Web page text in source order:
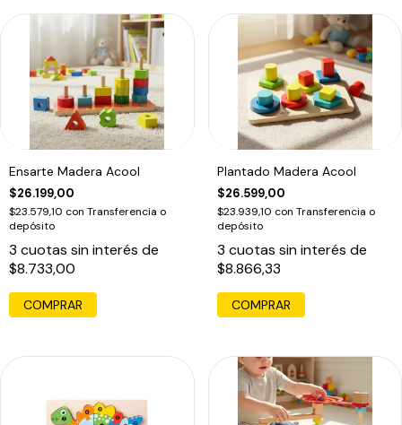
Ensarte Madera Acool
$26.199,00
$23.579,10 con Transferencia o
depósito
3 cuotas sin interés de
$8.733,00
Plantado Madera Acool
$26.599,00
$23.939,10 con Transferencia o
depósito
3 cuotas sin interés de
$8.866,33
COMPRAR